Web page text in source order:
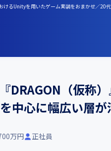
るUnityを用いたゲーム実装をおまかせ／20
DRAGON（仮称
中心に幅広い層
万円 正社員